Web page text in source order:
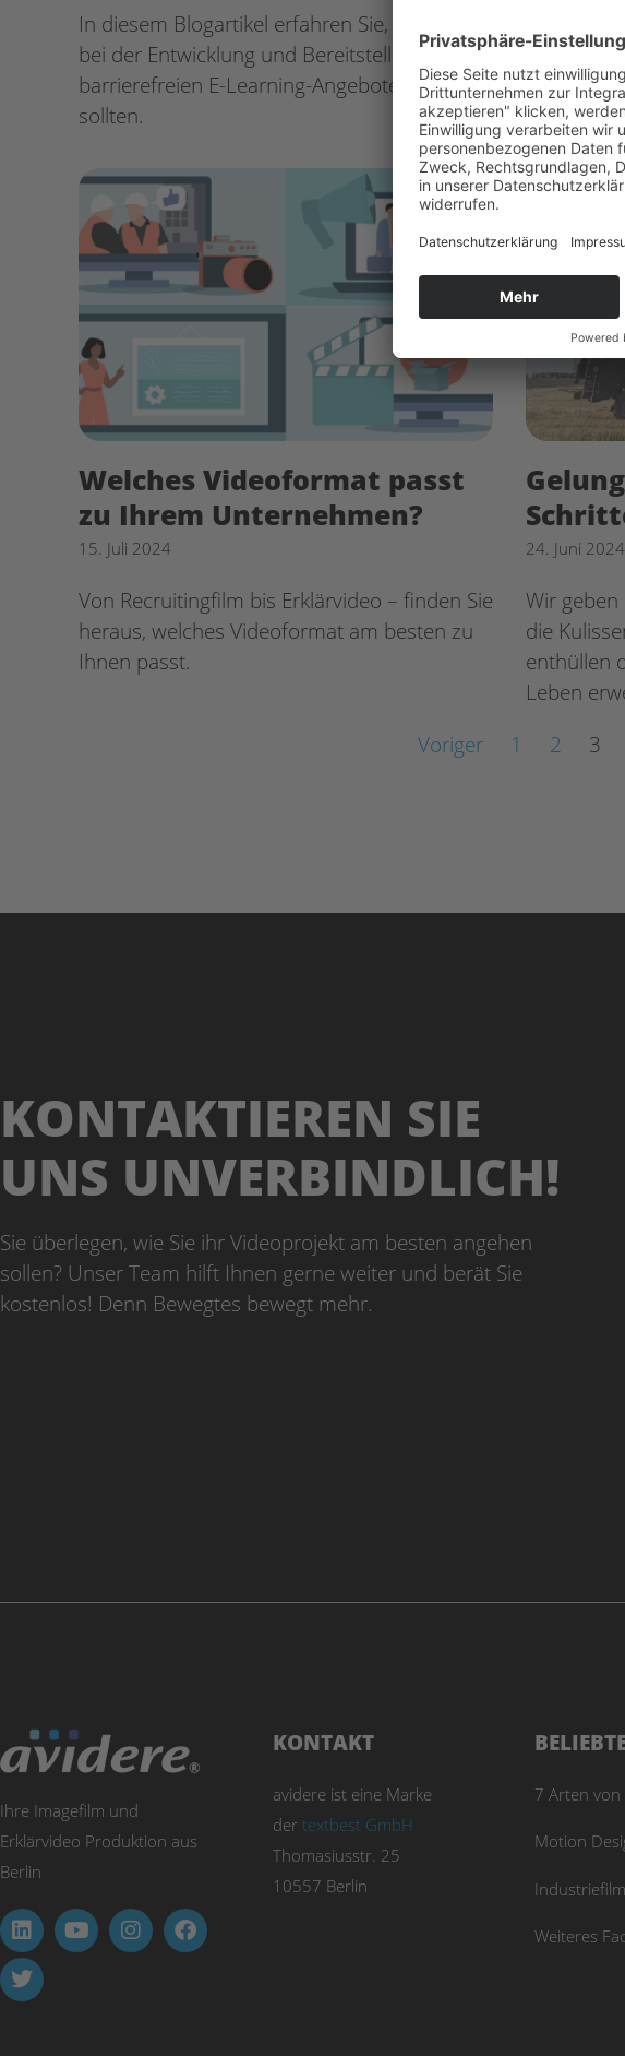
In diesem Blogartikel erfahren Sie, worauf Sie
bei der Entwicklung und Bereitstellung von
barrierefreien E-Learning-Angeboten achten
sollten.
den
zum
Welches Videoformat passt
zu Ihrem Unternehmen?
15. Juli 2024
Von Recruitingfilm bis Erklärvideo – finden Sie
heraus, welches Videoformat am besten zu
Ihnen passt.
24. Juni 2024
Wir
die
enthüllen
Leben
Voriger 1 2 3
KONTAKTIEREN SIE
UNS UNVERBINDLICH!
Sie überlegen, wie Sie ihr Videoprojekt am besten angehen
sollen? Unser Team hilft Ihnen gerne weiter und berät Sie
kostenlos! Denn Bewegtes bewegt mehr.
Ihre Imagefilm und
Erklärvideo Produktion aus
Berlin
KONTAKT
avidere ist eine Marke
der textbest GmbH
Thomasiusstr. 25
10557 Berlin
7 Arten von
Motion
Industriefilm
Weiteres